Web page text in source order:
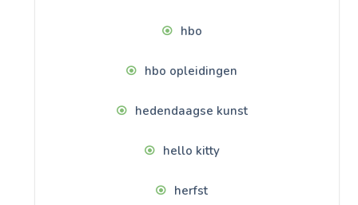
hbo
hbo opleidingen
hedendaagse kunst
hello kitty
herfst